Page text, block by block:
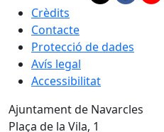
Crèdits
Contacte
Protecció de dades
Avís legal
Accessibilitat
Ajuntament de Navarcles
Plaça de la Vila, 1